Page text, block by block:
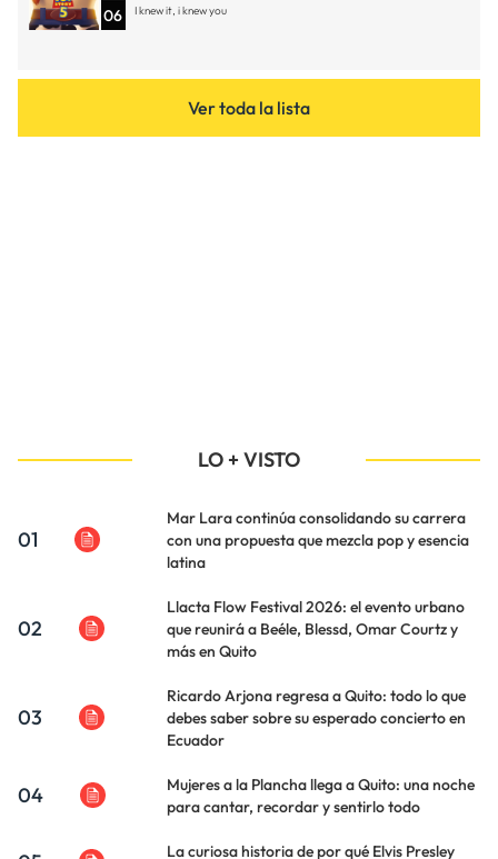
06 I knew it, i knew you
Ver toda la lista
LO + VISTO
01
Mar Lara continúa consolidando su carrera
con una propuesta que mezcla pop y esencia
latina
02
Llacta Flow Festival 2026: el evento urbano
que reunirá a Beéle, Blessd, Omar Courtz y
más en Quito
03
Ricardo Arjona regresa a Quito: todo lo que
debes saber sobre su esperado concierto en
Ecuador
04
Mujeres a la Plancha llega a Quito: una noche
para cantar, recordar y sentirlo todo
La curiosa historia de por qué Elvis Presley